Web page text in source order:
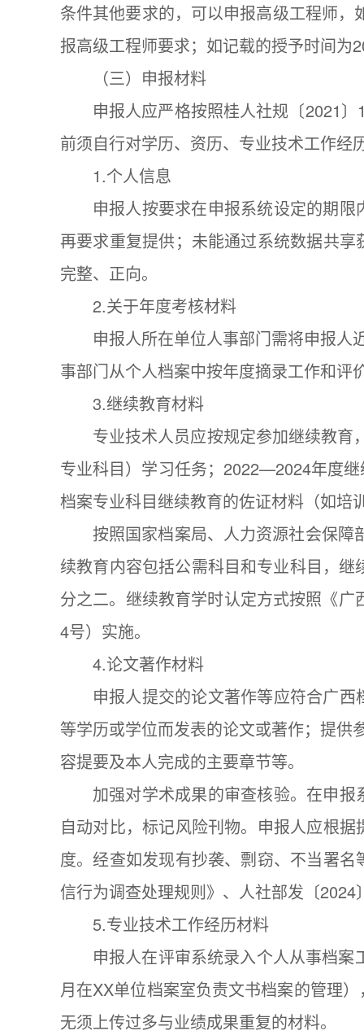
条件其他要求的，可以申报高级工程师
报高级工程师要求；如记载的授予时间为
（三）申报材料
申报人应严格按照桂人社规〔2021
前须自行对学历、资历、专业技术工作
1.个人信息
申报人按要求在申报系统设定的期
再要求重复提供；未能通过系统数据共
完整、正向。
2.关于年度考核材料
申报人所在单位人事部门需将申报
事部门从个人档案中按年度摘录工作和
3.继续教育材料
专业技术人员应按规定参加继续教
专业科目）学习任务；2022—2024年度
档案专业科目继续教育的佐证材料（如培
按照国家档案局、人力资源社会保
续教育内容包括公需科目和专业科目，
分之二。继续教育学时认定方式按照《
4号）实施。
4.论文著作材料
申报人提交的论文著作等应符合广
等学历或学位而发表的论文或著作；提
容提要及本人完成的主要章节等。
加强对学术成果的审查核验。在申
自动对比，标记风险刊物。申报人应根
度。经查如发现有抄袭、剽窃、不当署
信行为调查处理规则》、人社部发〔
5.专业技术工作经历材料
申报人在评审系统录入个人从事档
月在XX单位档案室负责文书档案的管理
无须上传过多与业绩成果重复的材料。